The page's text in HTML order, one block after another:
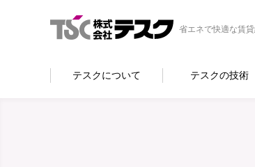
省エネで快適な賃
テスクについて テスクの技術